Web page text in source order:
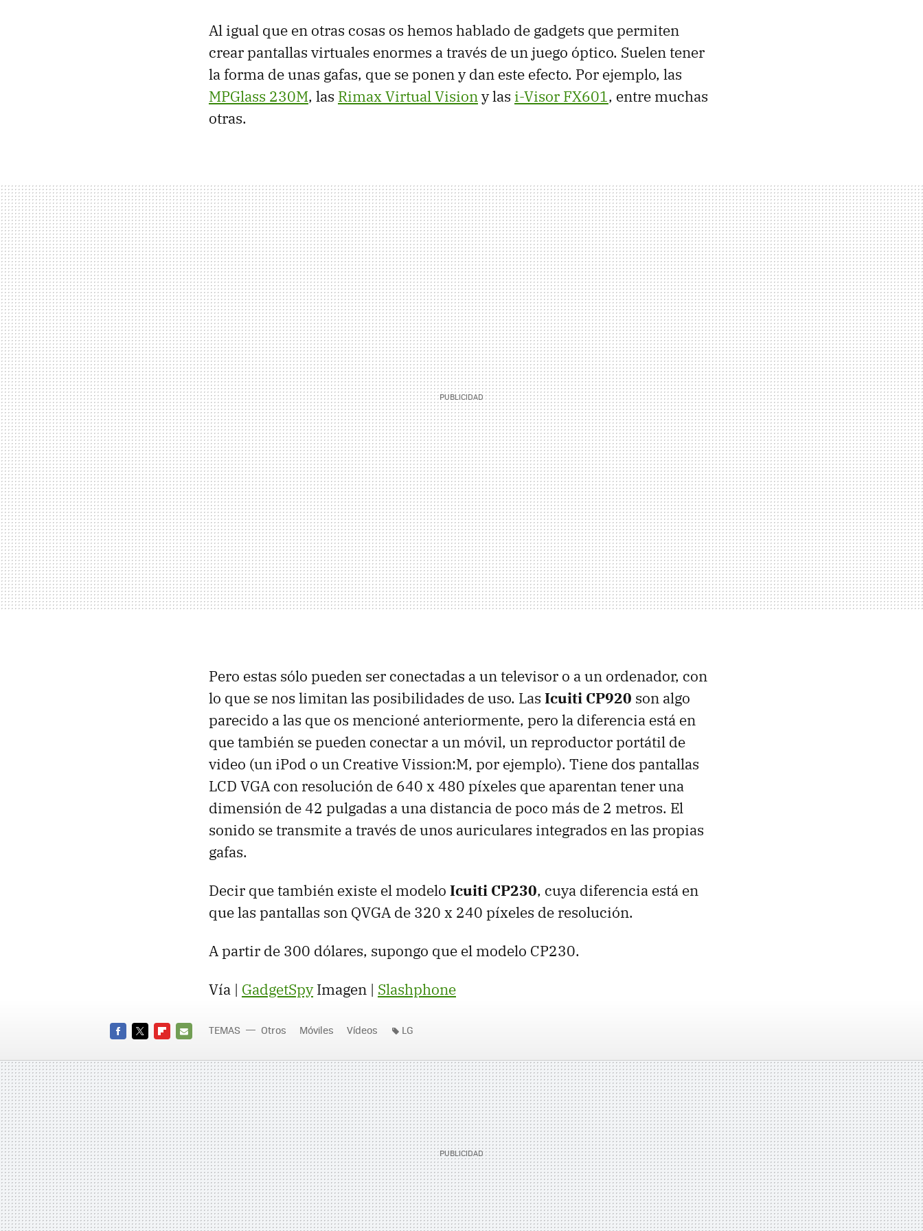
Al igual que en otras cosas os hemos hablado de gadgets que permiten
crear pantallas virtuales enormes a través de un juego óptico. Suelen tener
la forma de unas gafas, que se ponen y dan este efecto. Por ejemplo, las
MPGlass 230M, las Rimax Virtual Visiony las i-Visor FX601, entre muchas
otras.
Pero estas sólo pueden ser conectadas a un televisor o a un ordenador, con
lo que se nos limitan las posibilidades de uso. Las Icuiti CP920 son algo
parecido a las que os mencioné anteriormente, pero la diferencia está en
que también se pueden conectar a un móvil, un reproductor portátil de
video (un iPod o un Creative Vission:M, por ejemplo). Tiene dos pantallas
LCD VGA con resolución de 640 x 480 píxeles que aparentan tener una
dimensión de 42 pulgadas a una distancia de poco más de 2 metros. El
sonido se transmite a través de unos auriculares integrados en las propias
gafas.
Decir que también existe el modelo Icuiti CP230, cuya diferencia está en
que las pantallas son QVGA de 320 x 240 píxeles de resolución.
A partir de 300 dólares, supongo que el modelo CP230.
Vía | GadgetSpyImagen | Slashphone
MAIL
TEMAS Otros Móviles Vídeos LG